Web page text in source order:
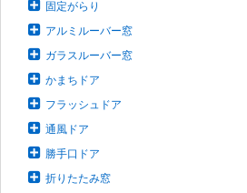
固定がらり
アルミルーバー窓
ガラスルーバー窓
かまちドア
フラッシュドア
通風ドア
勝手口ドア
折りたたみ窓